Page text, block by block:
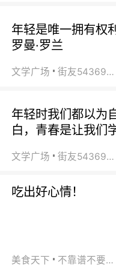
年轻是唯一拥有
罗曼·罗兰
文学广场 街友54369822
年轻时我们都以为
白，青春是让我
文学广场 街友54369822
吃出好心情！
美食天下 不靠谱不要联系